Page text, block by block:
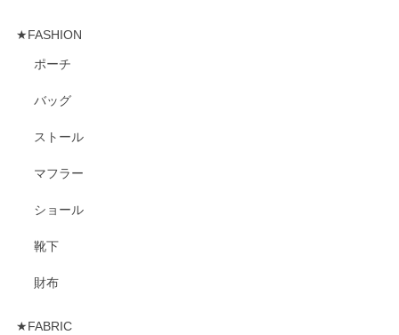
★FASHION
ポーチ
バッグ
ストール
マフラー
ショール
靴下
財布
★FABRIC